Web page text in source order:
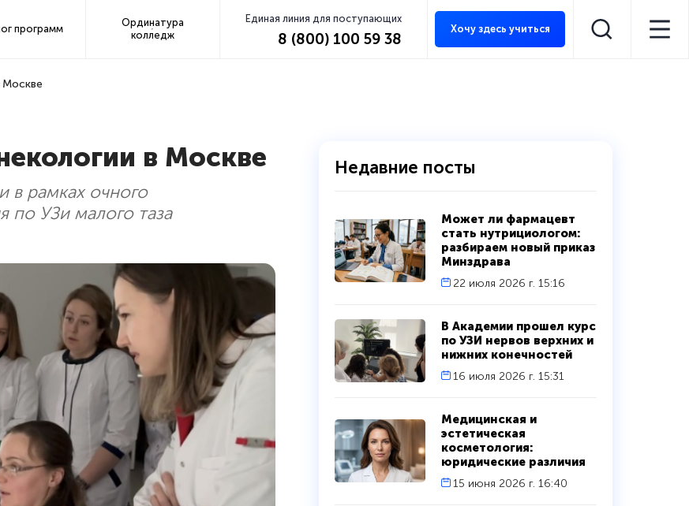
программ
Ординатура
колледж
Единая линия для поступающих
8 (800) 100 59 38
Хочу здесь учиться
Москве
в Москве
в рамках очного
по УЗи малого таза
Недавние посты
Может ли фармацевт
стать нутрициологом:
разбираем новый приказ
Минздрава
22 июля 2026 г. 15:16
В Академии прошел курс
по УЗИ нервов верхних и
нижних конечностей
16 июля 2026 г. 15:31
Медицинская и
эстетическая
косметология:
юридические различия
15 июня 2026 г. 16:40